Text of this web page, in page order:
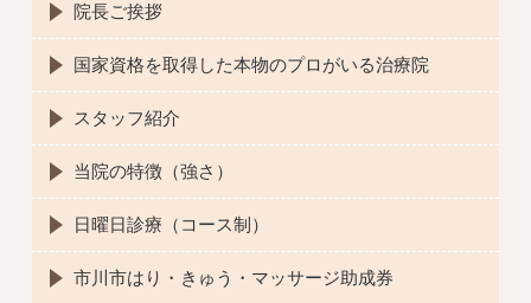
院長ご挨拶
国家資格を取得した本物のプロがいる治療院
スタッフ紹介
当院の特徴（強さ）
日曜日診療（コース制）
市川市はり・きゅう・マッサージ助成券